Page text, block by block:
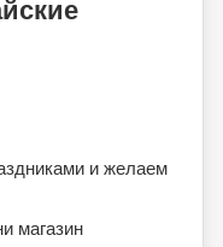
и желаем
магазин